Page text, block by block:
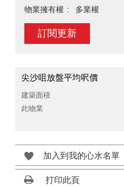
物業擁有權
多業權
訂閱更新
尖沙咀放盤平均呎價
建築面積
此物業
加入到我的心水名單
打印此頁